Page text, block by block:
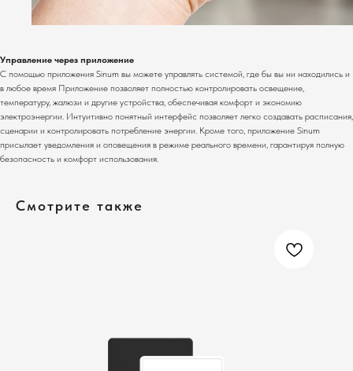
Управление через приложение
С помощью приложения Sinum вы можете управлять системой, где бы вы ни находились и
в любое время Приложение позволяет полностью контролировать освещение,
температуру, жалюзи и другие устройства, обеспечивая комфорт и экономию
электроэнергии. Интуитивно понятный интерфейс позволяет легко создавать расписания,
сценарии и контролировать потребление энергии. Кроме того, приложение Sinum
присылает уведомления и оповещения в режиме реального времени, гарантируя полную
безопасность и комфорт использования.
Смотрите также